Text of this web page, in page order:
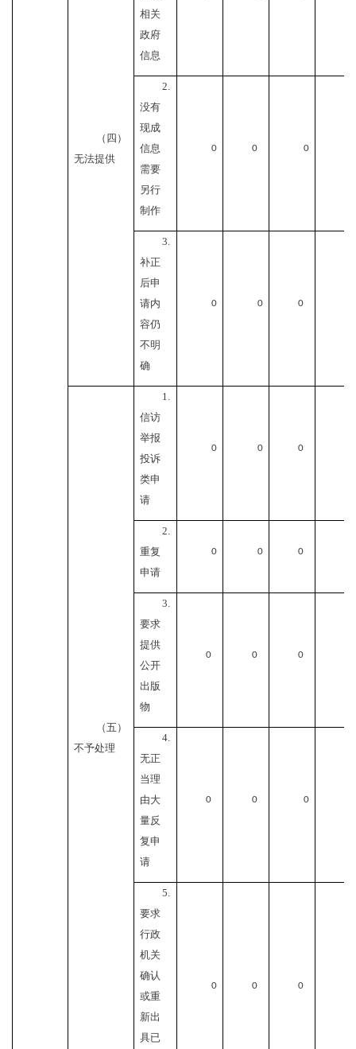
（四）
无法提供
相关
政府
信息
2.
没有
现成
信息
需要
另行
制作
0 0 0
3.
补正
后申
请内
容仍
不明
确
0 0 0
（五）
不予处理
1.
信访
举报
投诉
类申
请
0 0 0
2.
重复
申请
0 0 0
3.
要求
提供
公开
出版
物
0 0 0
4.
无正
当理
由大
量反
复申
请
0 0 0
5.
要求
行政
机关
确认
或重
新出
具已
0 0 0